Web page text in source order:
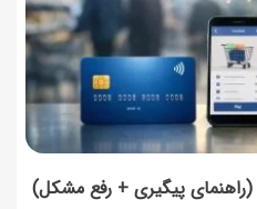
پیگیری + رفع مشکل)